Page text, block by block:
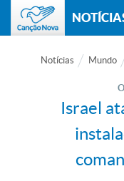
Notícias Mundo
Israel